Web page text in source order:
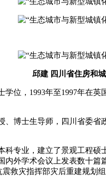
邱建 四川省住房和
，1993年至1997年在
士生导师，四川省委省
业，建立了景观工程硕
外学术会议上发表数十
救灾指挥部灾后重建规划